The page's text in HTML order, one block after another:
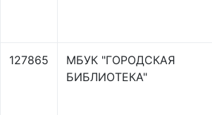
127865
МБУК "ГОРОДСКАЯ
БИБЛИОТЕКА"